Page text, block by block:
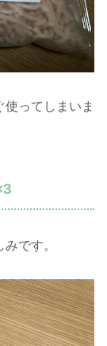
ってしまいま
です。